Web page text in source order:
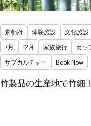
京都府 体験施設 文化施設
7月
12月 家族旅行 カッ
サブカルチャー
Book Now
竹製品の生産地で竹細